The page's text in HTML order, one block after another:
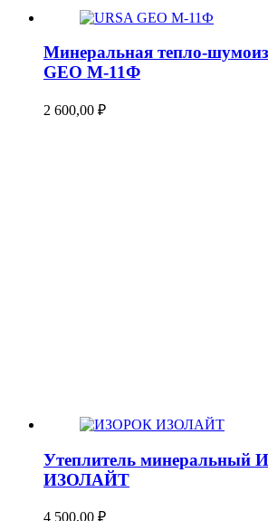
Минеральная тепло-
GEO М-11Ф
2 600,00 ₽
Утеплитель минеральный
ИЗОЛАЙТ
4 500,00 ₽